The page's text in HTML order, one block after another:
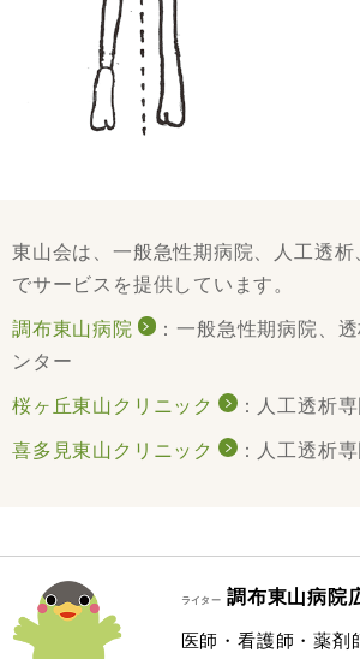
東山会は、一般急性期病院、人工透
でサービスを提供しています。
調布東山病院
：一般急性期病院、
ンター
桜ヶ丘東山クリニック ：人工透析
喜多見東山クリニック ：人工透析
ライター 調布東山病院
医師・看護師・薬剤